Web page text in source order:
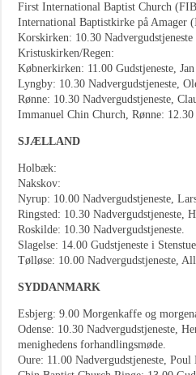
First International Baptist Church
International Baptistkirke på Amager
Korskirken: 10.30
Kristuskirken/Regen:
Købnerkirken: 11.00 Gudstjeneste,
Lyngby: 10.30 Nadvergudstjeneste,
Rønne: 10.30 Nadvergudstjeneste,
Immanuel Chin Church, Rønne:
SJÆLLAND
Holbæk:
Nakskov:
Nyrup: 10.00 Nadvergudstjeneste,
Ringsted: 10.30 Nadvergudstjeneste,
Roskilde: 10.30 Nadvergudstjeneste.
Slagelse: 14.00 Gudstjeneste i
Tølløse: 10.00 Nadvergudstjeneste,
SYDDANMARK
Esbjerg: 9.00 Morgenkaffe og
Odense: 10.30 Nadvergudstjeneste,
menighedens forhandlingsmøde.
Oure: 11.00 Nadvergudstjeneste,